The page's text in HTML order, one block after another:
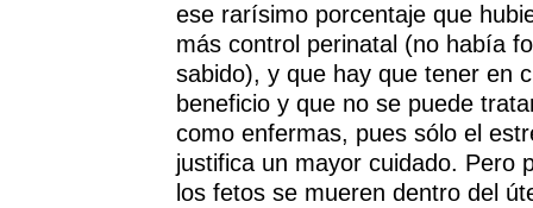
ese rarísimo porcentaje que
más control perinatal (no había
sabido), y que hay que tener en
beneficio y que no se puede
como enfermas, pues sólo el
justifica un mayor cuidado. Pero
los fetos se mueren dentro del